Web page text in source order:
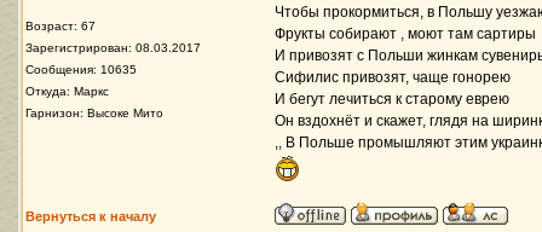
Возраст: 67
Зарегистрирован: 08.03.2017
Сообщения: 10635
Откуда: Маркс
Гарнизон: Высоке Мито
Чтобы прокормиться, в Польшу
Фрукты собирают , моют там сартиры
И привозят с Польши жинкам
Сифилис привозят, чаще гонорею
И бегут лечиться к старому еврею
Он вздохнёт и скажет, глядя на
,, В Польше промышляют этим
Вернуться к началу